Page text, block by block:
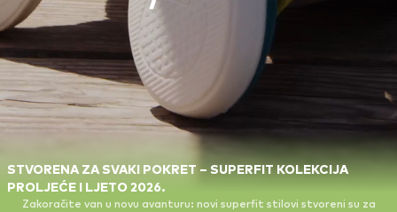
STVORENA ZA SVAKI POKRET – SUPERFIT KOLEKCIJA
PROLJEĆE I LJETO 2026.
Zakoračite van u novu avanturu: novi superfit stilovi stvoreni su za